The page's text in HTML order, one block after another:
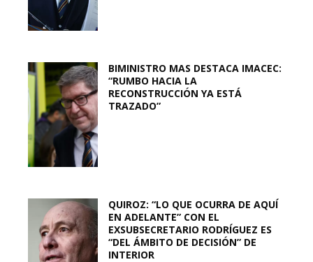
BIMINISTRO MAS DESTACA IMACEC:
“RUMBO HACIA LA
RECONSTRUCCIÓN YA ESTÁ
TRAZADO”
QUIROZ: “LO QUE OCURRA DE AQUÍ
EN ADELANTE” CON EL
EXSUBSECRETARIO RODRÍGUEZ ES
“DEL ÁMBITO DE DECISIÓN” DE
INTERIOR